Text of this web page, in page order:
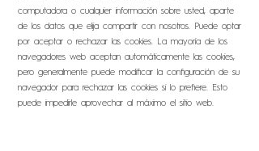
computadora o cualquier información sobre usted, aparte
de los datos que elija compartir con nosotros. Puede optar
por aceptar o rechazar las cookies. La mayoría de los
navegadores web aceptan automáticamente las cookies,
pero generalmente puede modificar la configuración de su
navegador para rechazar las cookies si lo prefiere. Esto
puede impedirle aprovechar al máximo el sitio web.